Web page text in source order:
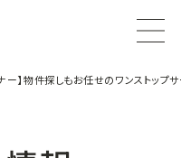
ー】物件探しもお任せのワンストップ